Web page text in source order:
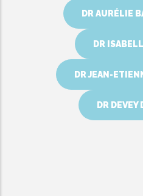
DR AURÉLIE
DR
DR JEAN-
DR DEVEY